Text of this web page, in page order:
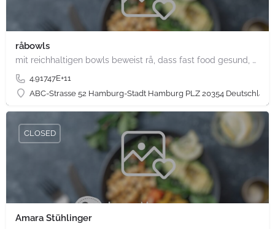
råbowls
mit reichhaltigen bowls beweist rå, dass fast food gesund, nachhaltig und hundertprozentig vegan sein kann.…
4.91747E+11
ABC-Strasse 52 Hamburg-Stadt Hamburg PLZ 20354 Deutschland
Amara Stühlinger
CLOSED